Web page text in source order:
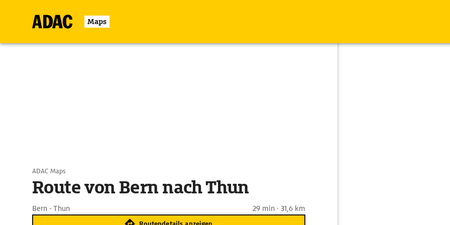
Maps
ADAC Maps
Route von Bern nach Thun
Bern - Thun 29 min · 31,6 km